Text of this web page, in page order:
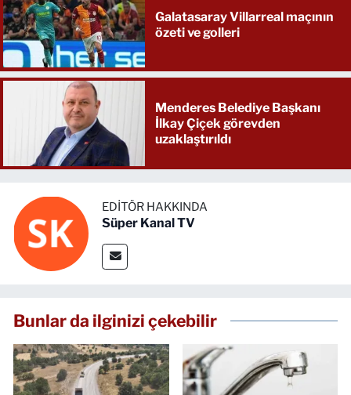
Galatasaray Villarreal maçının
özeti ve golleri
Menderes Belediye Başkanı
İlkay Çiçek görevden
uzaklaştırıldı
EDITÖR HAKKINDA
Süper Kanal TV
Bunlar da ilginizi çekebilir